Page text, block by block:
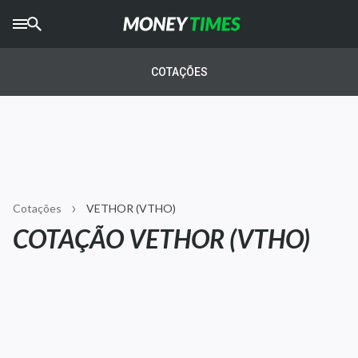
AGROTIMES
Newsletters
Money Trader
COTAÇÕES
Cotações VETHOR (VTHO)
COTAÇÃO VETHOR (VTHO)